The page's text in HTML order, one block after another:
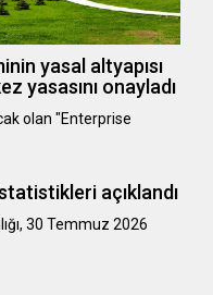
yasal altyapısı
yasasını onayladı
olan "Enterprise
açıklandı
30 Temmuz 2026